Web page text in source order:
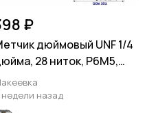
₽
дюймовый UNF 1/4
28 ниток, Р6М5,
шаг, 66/26 мм.
недели назад